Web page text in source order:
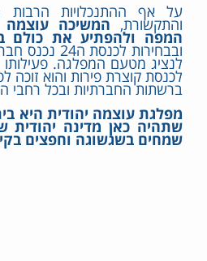
על אף ההתנכלויות הרבות
והתקשורת, המשיכה עוצמה
המפה ולהפתיע את כולם
ובבחירות
לנציג מטעם המפלגה. פעילותו
לכנסת קוצרת פירות והוא זוכה
ברשתות החברתיות ובכל רחבי
מפלגת עוצמה יהודית היא
שתהיה כאן מדינה יהודית
שמחים בשגשוגה וחפצים